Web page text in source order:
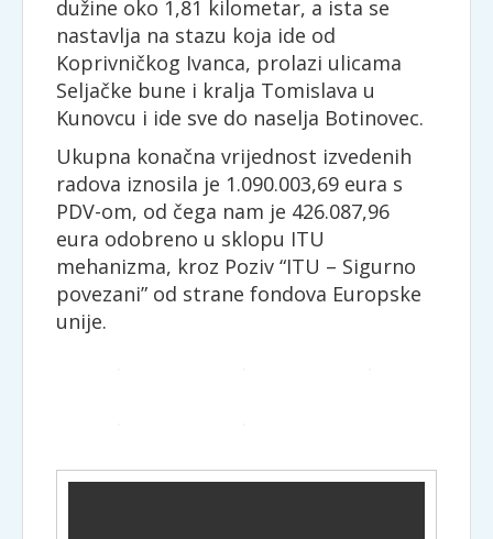
dužine oko 1,81 kilometar, a ista se
nastavlja na stazu koja ide od
Koprivničkog Ivanca, prolazi ulicama
Seljačke bune i kralja Tomislava u
Kunovcu i ide sve do naselja Botinovec.
Ukupna konačna vrijednost izvedenih
radova iznosila je 1.090.003,69 eura s
PDV-om, od čega nam je 426.087,96
eura odobreno u sklopu ITU
mehanizma, kroz Poziv “ITU – Sigurno
povezani” od strane fondova Europske
unije.